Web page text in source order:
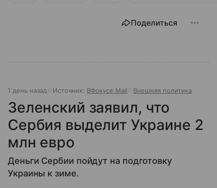
Поделиться
1 день назад Источник: ВФокусе Mail Внешняя политика
Зеленский заявил, что
Сербия выделит Украине 2
млн евро
Деньги Сербии пойдут на подготовку
Украины к зиме.